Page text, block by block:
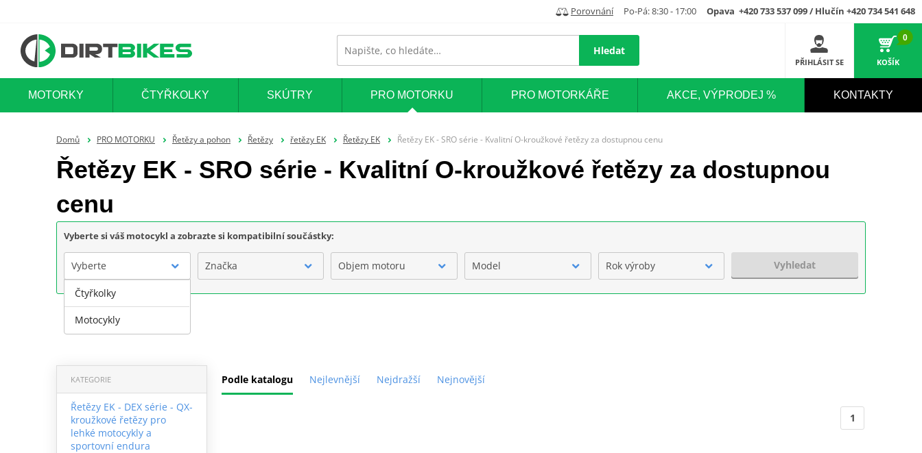
Porovnání Po-Pá: 8:30 - 17:00 Opava +420 733 537 099 / Hlučín +420 734 541 648
Hledat
PŘIHLÁSIT SE
0
KOŠÍK
MOTORKY ČTYŘKOLKY SKÚTRY PRO MOTORKU PRO MOTORKÁŘE AKCE, VÝPRODEJ % KONTAKTY
Domů PRO MOTORKU Řetězy a pohon Řetězy řetězy EK Řetězy EK Řetězy EK - SRO série - Kvalitní O-kroužkové řetězy za dostupnou cenu
Řetězy EK - SRO série - Kvalitní O-kroužkové řetězy za dostupnou
cenu
Vyberte si váš motocykl a zobrazte si kompatibilní součástky:
Vyberte Značka Objem motoru Model Rok výroby Vyhledat
Podle katalogu Nejlevnější Nejdražší Nejnovější
KATEGORIE
Řetězy EK - DEX série - QX-
kroužkové řetězy pro
lehké motocykly a
sportovní endura
1
Čtyřkolky
Motocykly